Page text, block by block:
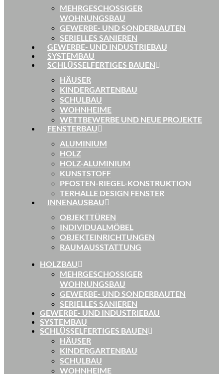
MEHRGESCHOSSIGER
WOHNUNGSBAU
GEWERBE- UND SONDERBAUTEN
SERIELLES SANIEREN
GEWERBE- UND INDUSTRIEBAU
SYSTEMBAU
SCHLÜSSELFERTIGES BAUEN
HÄUSER
KINDERGARTENBAU
SCHULBAU
WOHNHEIME
WETTBEWERBE UND NEUE PROJEKTE
FENSTERBAU
ALUMINIUM
HOLZ
HOLZ-ALUMINIUM
KUNSTSTOFF
PFOSTEN-RIEGEL-KONSTRUKTION
TERHALLE DESIGN FENSTER
INNENAUSBAU
OBJEKTTÜREN
INDIVIDUALMÖBEL
OBJEKTEINRICHTUNGEN
RAUMAUSSTATTUNG
HOLZBAU
MEHRGESCHOSSIGER
WOHNUNGSBAU
GEWERBE- UND SONDERBAUTEN
SERIELLES SANIEREN
GEWERBE- UND INDUSTRIEBAU
SYSTEMBAU
SCHLÜSSELFERTIGES BAUEN
HÄUSER
KINDERGARTENBAU
SCHULBAU
WOHNHEIME